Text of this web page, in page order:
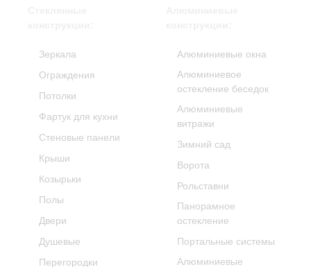
Зеркала
Ограждения
Потолки
Фартук для кухни
Стеновые панели
Крыши
Козырьки
Полы
Двери
Душевые
Перегородки
Алюминиевые окна
Алюминиевое
остекление беседок
Алюминиевые
витражи
Зимний сад
Ворота
Рольставни
Панорамное
остекление
Портальные системы
Алюминиевые